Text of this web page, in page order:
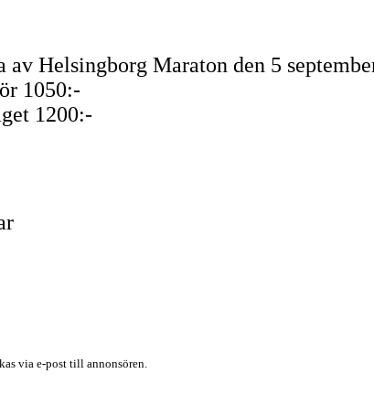
Helsingborg Maraton den 5
1050:-
1200:-
via e-post till annonsören.